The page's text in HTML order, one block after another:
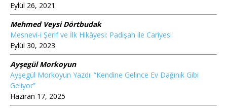
Eylül 26, 2021
Mehmed Veysi Dörtbudak
Mesnevi-i Şerif ve İlk Hikâyesi: Padişah ile Cariyesi
Eylül 30, 2023
Ayşegül Morkoyun
Ayşegül Morkoyun Yazdı: “Kendine Gelince Ev Dağınık Gibi
Geliyor”
Haziran 17, 2025